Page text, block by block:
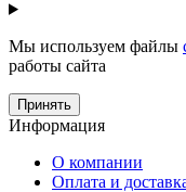
Мы используем файлы
работы сайта
Принять
Информация
О компании
Оплата и